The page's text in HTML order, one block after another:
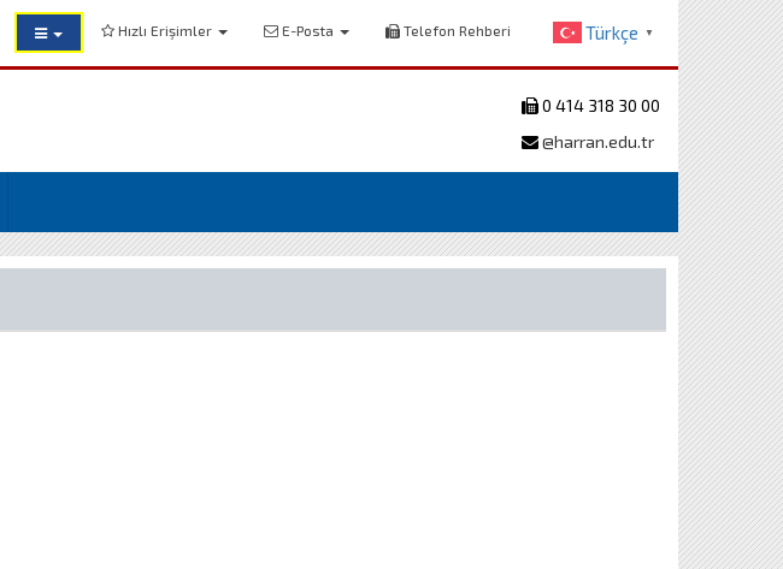
Hızlı Erişimler E-Posta Telefon Rehberi Türkçe ▼
0 414 318 30 00
@harran.edu.tr